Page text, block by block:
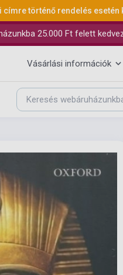
címre történő rendelés esetén
25.000 Ft felett
Vásárlási információk